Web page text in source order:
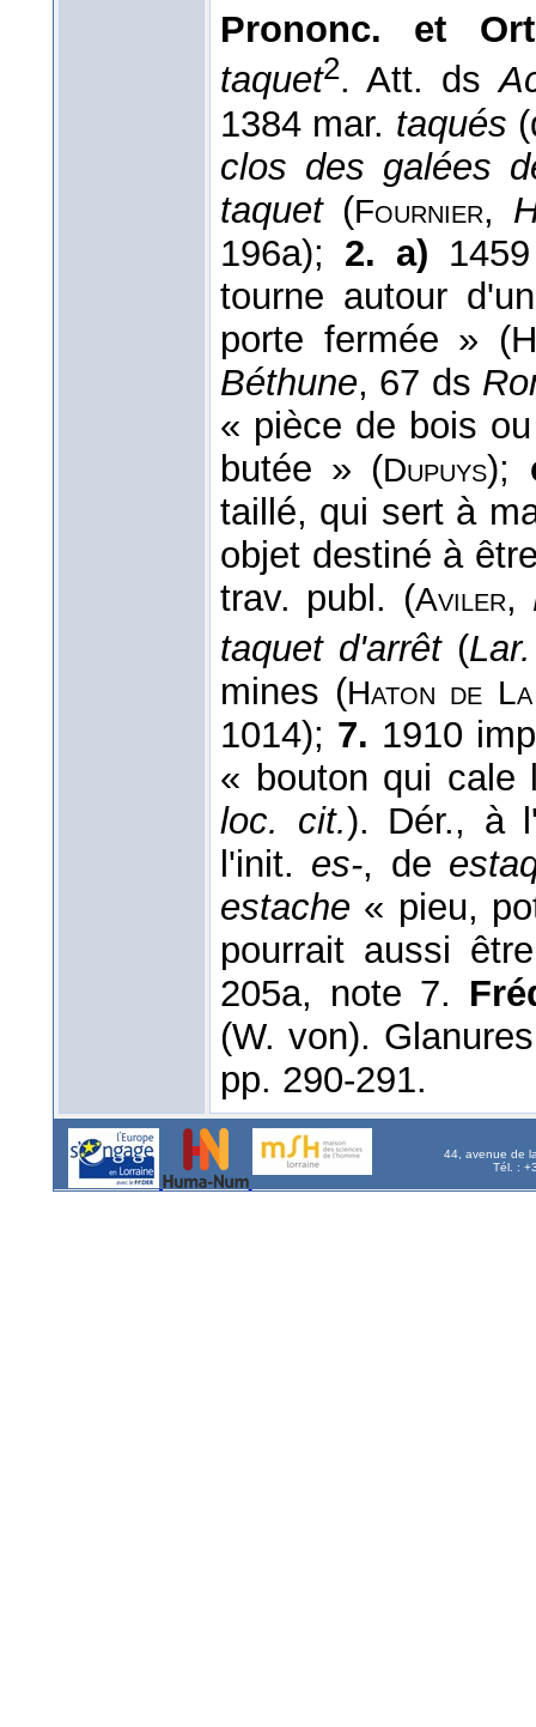
Prononc. et
taquet2. Att. ds
1384 mar. taqués
clos des galées
taquet(Fournier,
196a); 2. a)
tourne autour
porte fermée »
Béthune, 67 ds
« pièce de bois
butée » (Dupuys);
taillé, qui sert à
objet destiné à
trav. publ. (Aviler,
taquet d'arrêt(
mines (Haton de
1014); 7. 1910
« bouton qui cale
loc. cit.). Dér., à
l'init. es-, de
estache « pieu,
pourrait aussi
205a, note 7.
(W. von).
pp. 290-291.
44, avenue de
Tél. :